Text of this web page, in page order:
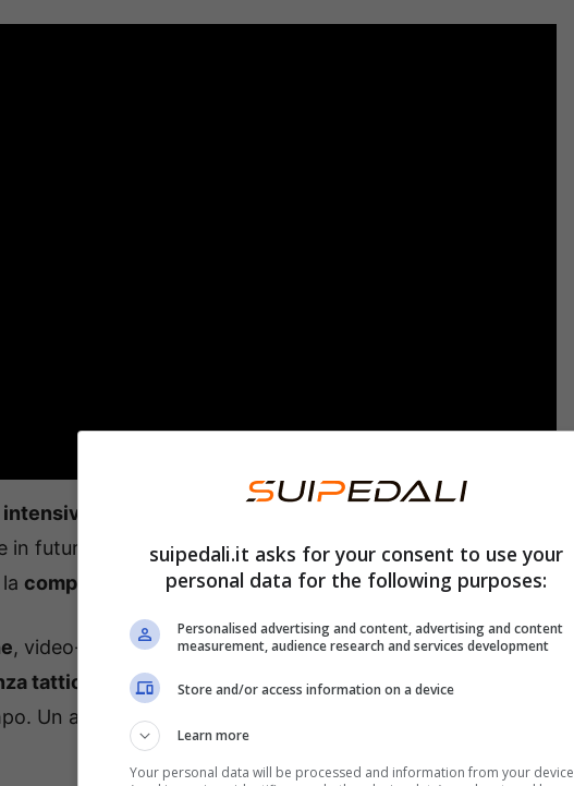
in futuro. Oltre alle competenze tecniche, si enfatizzano
comprensione profonda del gioco.
, video-analisi e attività pratiche, i giovani calciatori
tattica
che li aiuta a leggere la partita e a prendere
Un altro aspetto chiave è l’attenzione
suipedali.it asks for your consent to use your
personal data for the following purposes:
Personalised advertising and content, advertising and content
measurement, audience research and services development
Store and/or access information on a device
Learn more
Your personal data will be processed and information from your device